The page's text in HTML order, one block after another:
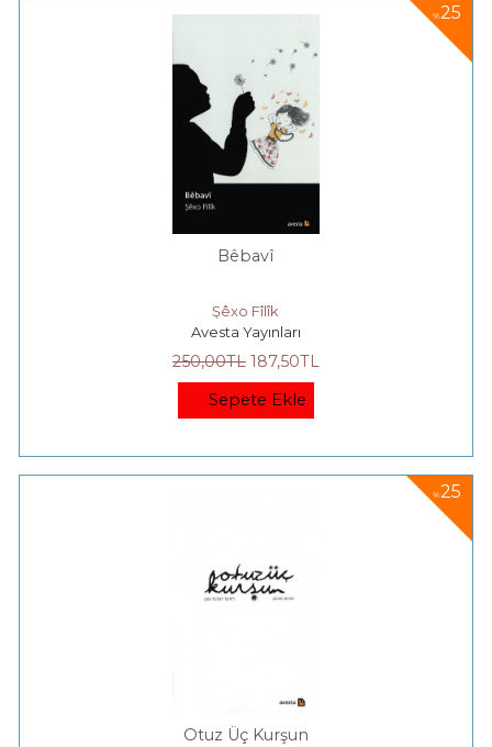
%25
Bêbavî
Şêxo Fîlîk
Avesta Yayınları
250,00TL 187,50TL
Sepete Ekle
%25
Otuz Üç Kurşun